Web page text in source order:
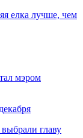
елка лучше, чем
мэром
главу